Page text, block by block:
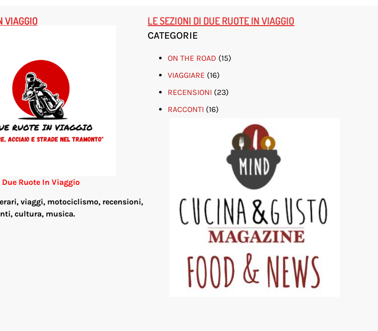
VIAGGIO
Due Ruote In Viaggio
viaggi, motociclismo, recensioni,
cultura, musica.
LE SEZIONI DI DUE RUOTE IN VIAGGIO
CATEGORIE
ON THE ROAD (15)
VIAGGIARE (16)
RECENSIONI (23)
RACCONTI (16)